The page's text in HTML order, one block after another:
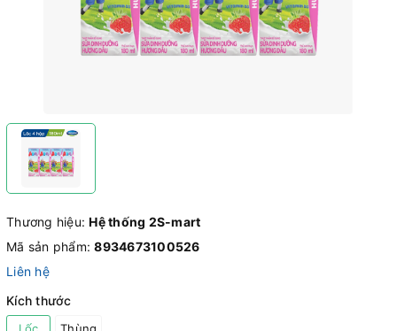
Thương hiệu:Hệ thống 2S-mart
Mã sản phẩm:8934673100526
Liên hệ
Kích thước